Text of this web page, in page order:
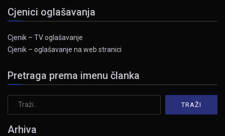
Cjenici oglašavanja
Cjenik – TV oglašavanje
Cjenik – oglašavanje na web stranici
Pretraga prema imenu članka
Arhiva